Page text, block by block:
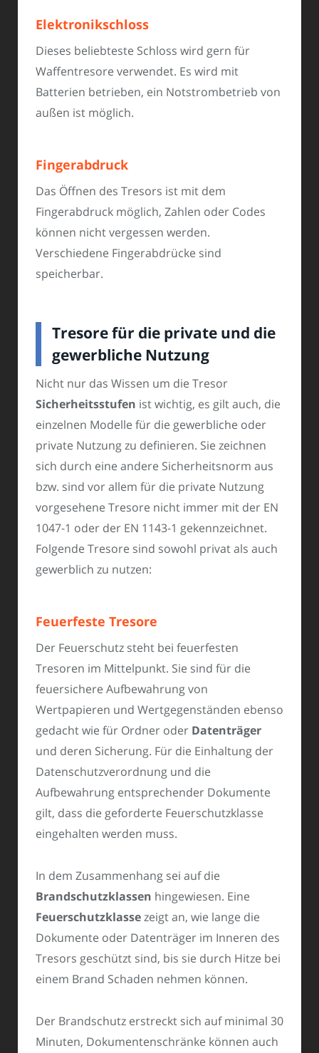
Elektronikschloss
Dieses beliebteste Schloss wird gern für
Waffentresore verwendet. Es wird mit
Batterien betrieben, ein Notstrombetrieb von
außen ist möglich.
Fingerabdruck
Das Öffnen des Tresors ist mit dem
Fingerabdruck möglich, Zahlen oder Codes
können nicht vergessen werden.
Verschiedene Fingerabdrücke sind
speicherbar.
Tresore für die private und die
gewerbliche Nutzung
Nicht nur das Wissen um die Tresor
Sicherheitsstufen ist wichtig, es gilt auch, die
einzelnen Modelle für die gewerbliche oder
private Nutzung zu definieren. Sie zeichnen
sich durch eine andere Sicherheitsnorm aus
bzw. sind vor allem für die private Nutzung
vorgesehene Tresore nicht immer mit der EN
1047-1 oder der EN 1143-1 gekennzeichnet.
Folgende Tresore sind sowohl privat als auch
gewerblich zu nutzen:
Feuerfeste Tresore
Der Feuerschutz steht bei feuerfesten
Tresoren im Mittelpunkt. Sie sind für die
feuersichere Aufbewahrung von
Wertpapieren und Wertgegenständen ebenso
gedacht wie für Ordner oder Datenträger
und deren Sicherung. Für die Einhaltung der
Datenschutzverordnung und die
Aufbewahrung entsprechender Dokumente
gilt, dass die geforderte Feuerschutzklasse
eingehalten werden muss.
In dem Zusammenhang sei auf die
Brandschutzklassen hingewiesen. Eine
Feuerschutzklassezeigt an, wie lange die
Dokumente oder Datenträger im Inneren des
Tresors geschützt sind, bis sie durch Hitze bei
einem Brand Schaden nehmen können.
Der Brandschutz erstreckt sich auf minimal 30
Minuten, Dokumentenschränke können auch